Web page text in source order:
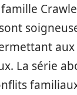
La série